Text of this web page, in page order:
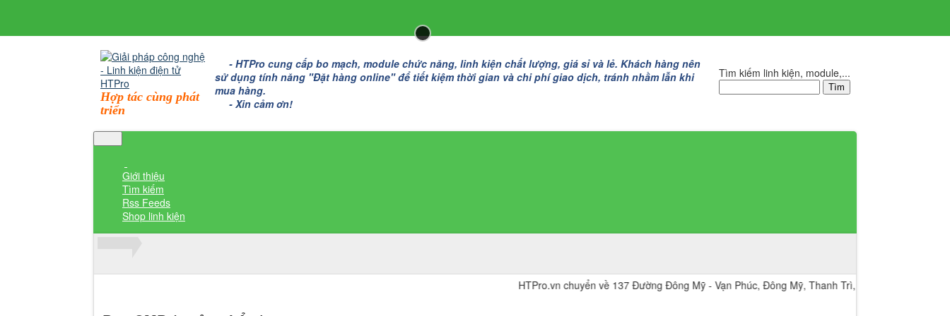
Hợp tác cùng phát
triển
- HTPro cung cấp bo mạch, module chức năng, linh kiện chất lượng, giá sỉ và lẻ. Khách hàng nên
sử dụng tính năng "Đặt hàng online" để tiết kiệm thời gian và chi phí giao dịch, tránh nhầm lẫn khi
mua hàng.
- Xin cảm ơn!
Tìm kiếm linh kiện, module,...
Giới thiệu
Tìm kiếm
Rss Feeds
Shop linh kiện
HTPro.vn chuyển về 137 Đường Đông Mỹ - Vạn Phúc, Đông Mỹ, Thanh Trì, Hà Nội.
Thành viên đăng nhập